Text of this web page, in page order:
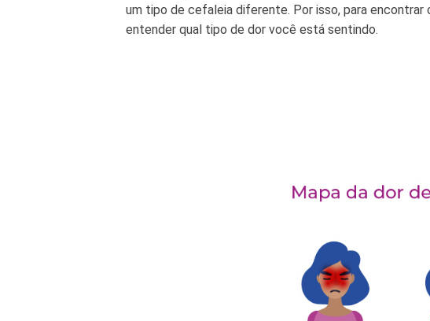
um tipo de cefaleia diferente. Por isso, para
entender qual tipo de dor você está sentindo.